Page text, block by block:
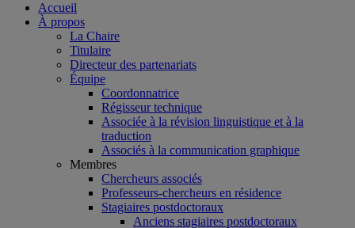
Accueil
À propos
La Chaire
Titulaire
Directeur des partenariats
Équipe
Coordonnatrice
Régisseur technique
Associée à la révision linguistique et à la
traduction
Associés à la communication graphique
Membres
Chercheurs associés
Professeurs-chercheurs en résidence
Stagiaires postdoctoraux
Anciens stagiaires postdoctoraux